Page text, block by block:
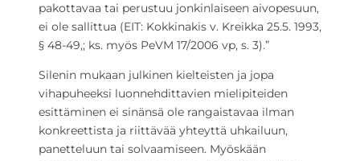
pakottavaa tai perustuu jonkinlaiseen aivopesuun,
ei ole sallittua (EIT: Kokkinakis v. Kreikka 25.5. 1993,
§ 48-49,; ks. myös PeVM 17/2006 vp, s. 3).”
Silenin mukaan julkinen kielteisten ja jopa
vihapuheeksi luonnehdittavien mielipiteiden
esittäminen ei sinänsä ole rangaistavaa ilman
konkreettista ja riittävää yhteyttä uhkailuun,
panetteluun tai solvaamiseen. Myöskään